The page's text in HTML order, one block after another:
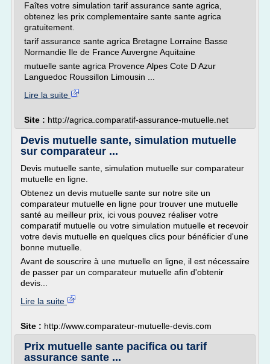
Faîtes votre simulation tarif assurance sante agrica,
obtenez les prix complementaire sante sante agrica
gratuitement.
tarif assurance sante agrica Bretagne Lorraine Basse
Normandie Ile de France Auvergne Aquitaine
mutuelle sante agrica Provence Alpes Cote D Azur
Languedoc Roussillon Limousin ...
Lire la suite
Site : http://agrica.comparatif-assurance-mutuelle.net
Devis mutuelle sante, simulation mutuelle
sur comparateur ...
Devis mutuelle sante, simulation mutuelle sur comparateur
mutuelle en ligne.
Obtenez un devis mutuelle sante sur notre site un
comparateur mutuelle en ligne pour trouver une mutuelle
santé au meilleur prix, ici vous pouvez réaliser votre
comparatif mutuelle ou votre simulation mutuelle et recevoir
votre devis mutuelle en quelques clics pour bénéficier d'une
bonne mutuelle.
Avant de souscrire à une mutuelle en ligne, il est nécessaire
de passer par un comparateur mutuelle afin d'obtenir
devis...
Lire la suite
Site : http://www.comparateur-mutuelle-devis.com
Prix mutuelle sante pacifica ou tarif
assurance sante ...